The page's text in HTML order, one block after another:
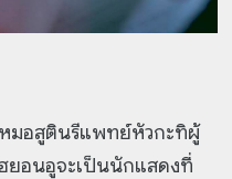
มอสูตินรีแพทย์หัวกะทิผู้
ยอนอูจะเป็นนักแสดงที่